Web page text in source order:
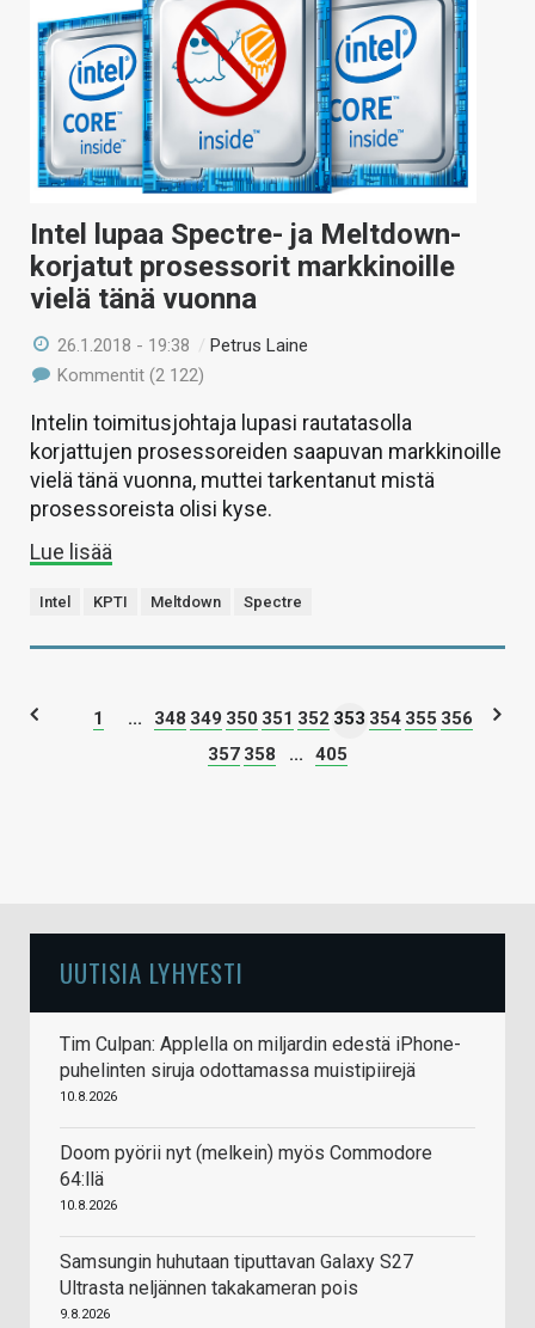
Intel lupaa Spectre- ja Meltdown-
korjatut prosessorit markkinoille
vielä tänä vuonna
26.1.2018 - 19:38 / Petrus Laine
Kommentit (2 122)
Intelin toimitusjohtaja lupasi rautatasolla
korjattujen prosessoreiden saapuvan markkinoille
vielä tänä vuonna, muttei tarkentanut mistä
prosessoreista olisi kyse.
Lue lisää
Intel KPTI Meltdown Spectre
1 ... 348 349 350 351 352 353 354 355 356
357 358 ... 405
UUTISIA LYHYESTI
Tim Culpan: Applella on miljardin edestä iPhone-
puhelinten siruja odottamassa muistipiirejä
10.8.2026
Doom pyörii nyt (melkein) myös Commodore
64:llä
10.8.2026
Samsungin huhutaan tiputtavan Galaxy S27
Ultrasta neljännen takakameran pois
9.8.2026